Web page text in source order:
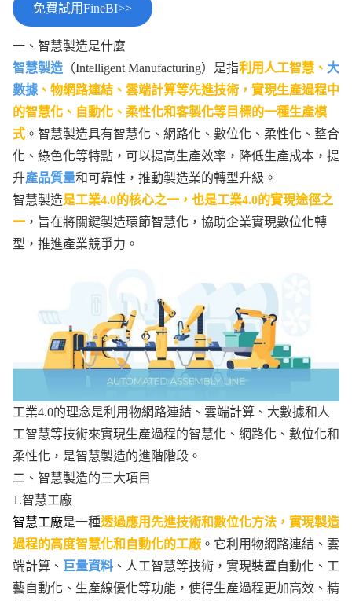
免費試用FineBI>>
一、智慧製造是什麼
智慧製造 （Intelligent Manufacturing）是指利用人工智慧、 大
數據 、物網路連結、雲端計算等先進技術，實現生產過程中
的智慧化、自動化、柔性化和客製化等目標的一種生產模
式 。智慧製造具有智慧化、網路化、數位化、柔性化、整合
化、綠色化等特點，可以提高生產效率，降低生產成本，提
升產品質量和可靠性，推動製造業的轉型升級。
智慧製造是工業4.0的核心之一，也是工業4.0的實現途徑之
一 ，旨在將關鍵製造環節智慧化，協助企業實現數位化轉
型，推進產業競爭力。
工業4.0的理念是利用物網路連結、雲端計算、大數據和人
工智慧等技術來實現生產過程的智慧化、網路化、數位化和
柔性化，是智慧製造的進階階段。
二、智慧製造的三大項目
1.智慧工廠
智慧工廠是一種透過應用先進技術和數位化方法，實現製造
過程的高度智慧化和自動化的工廠 。它利用物網路連結、雲
端計算、 巨量資料 、人工智慧等技術，實現裝置自動化、工
藝自動化、生產線優化等功能，使得生產過程更加高效、精